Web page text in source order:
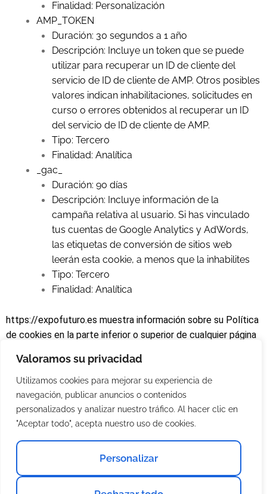
Valoramos su privacidad
Utilizamos cookies para mejorar su experiencia de
navegación, publicar anuncios o contenidos
personalizados y analizar nuestro tráfico. Al hacer clic en
"Aceptar todo", acepta nuestro uso de cookies.
Personalizar
Finalidad: Personalización
AMP_TOKEN
Duración: 30 segundos a 1 año
Descripción: Incluye un token que se puede
utilizar para recuperar un ID de cliente del
servicio de ID de cliente de AMP. Otros posibles
valores indican inhabilitaciones, solicitudes en
curso o errores obtenidos al recuperar un ID
del servicio de ID de cliente de AMP.
Tipo: Tercero
Finalidad: Analítica
_gac_
Duración: 90 días
Descripción: Incluye información de la
campaña relativa al usuario. Si has vinculado
tus cuentas de Google Analytics y AdWords,
las etiquetas de conversión de sitios web
leerán esta cookie, a menos que la inhabilites
Tipo: Tercero
Finalidad: Analítica
https://expofuturo.es muestra información sobre su Política
de cookies en la parte inferior o superior de cualquier página
Ante esta información es posible llevar a cabo las siguientes
acciones:
Aceptar cookies: No se volverá a visualizar este
aviso al acceder a cualquier página del portal
durante la presente sesión.
Modificar/personalizar su configuración: Podrá